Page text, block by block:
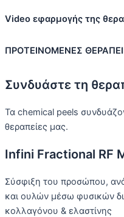
Video εφαρμογής της
ΠΡΟΤΕΙΝΟΜΕΝΕΣ
Συνδυάστε τη
Τα chemical peels
θεραπείες μας.
Infini Fractional RF
Σύσφιξη του προσώπου,
και ουλών μέσω φυσικών
κολλαγόνου & ελαστίνης